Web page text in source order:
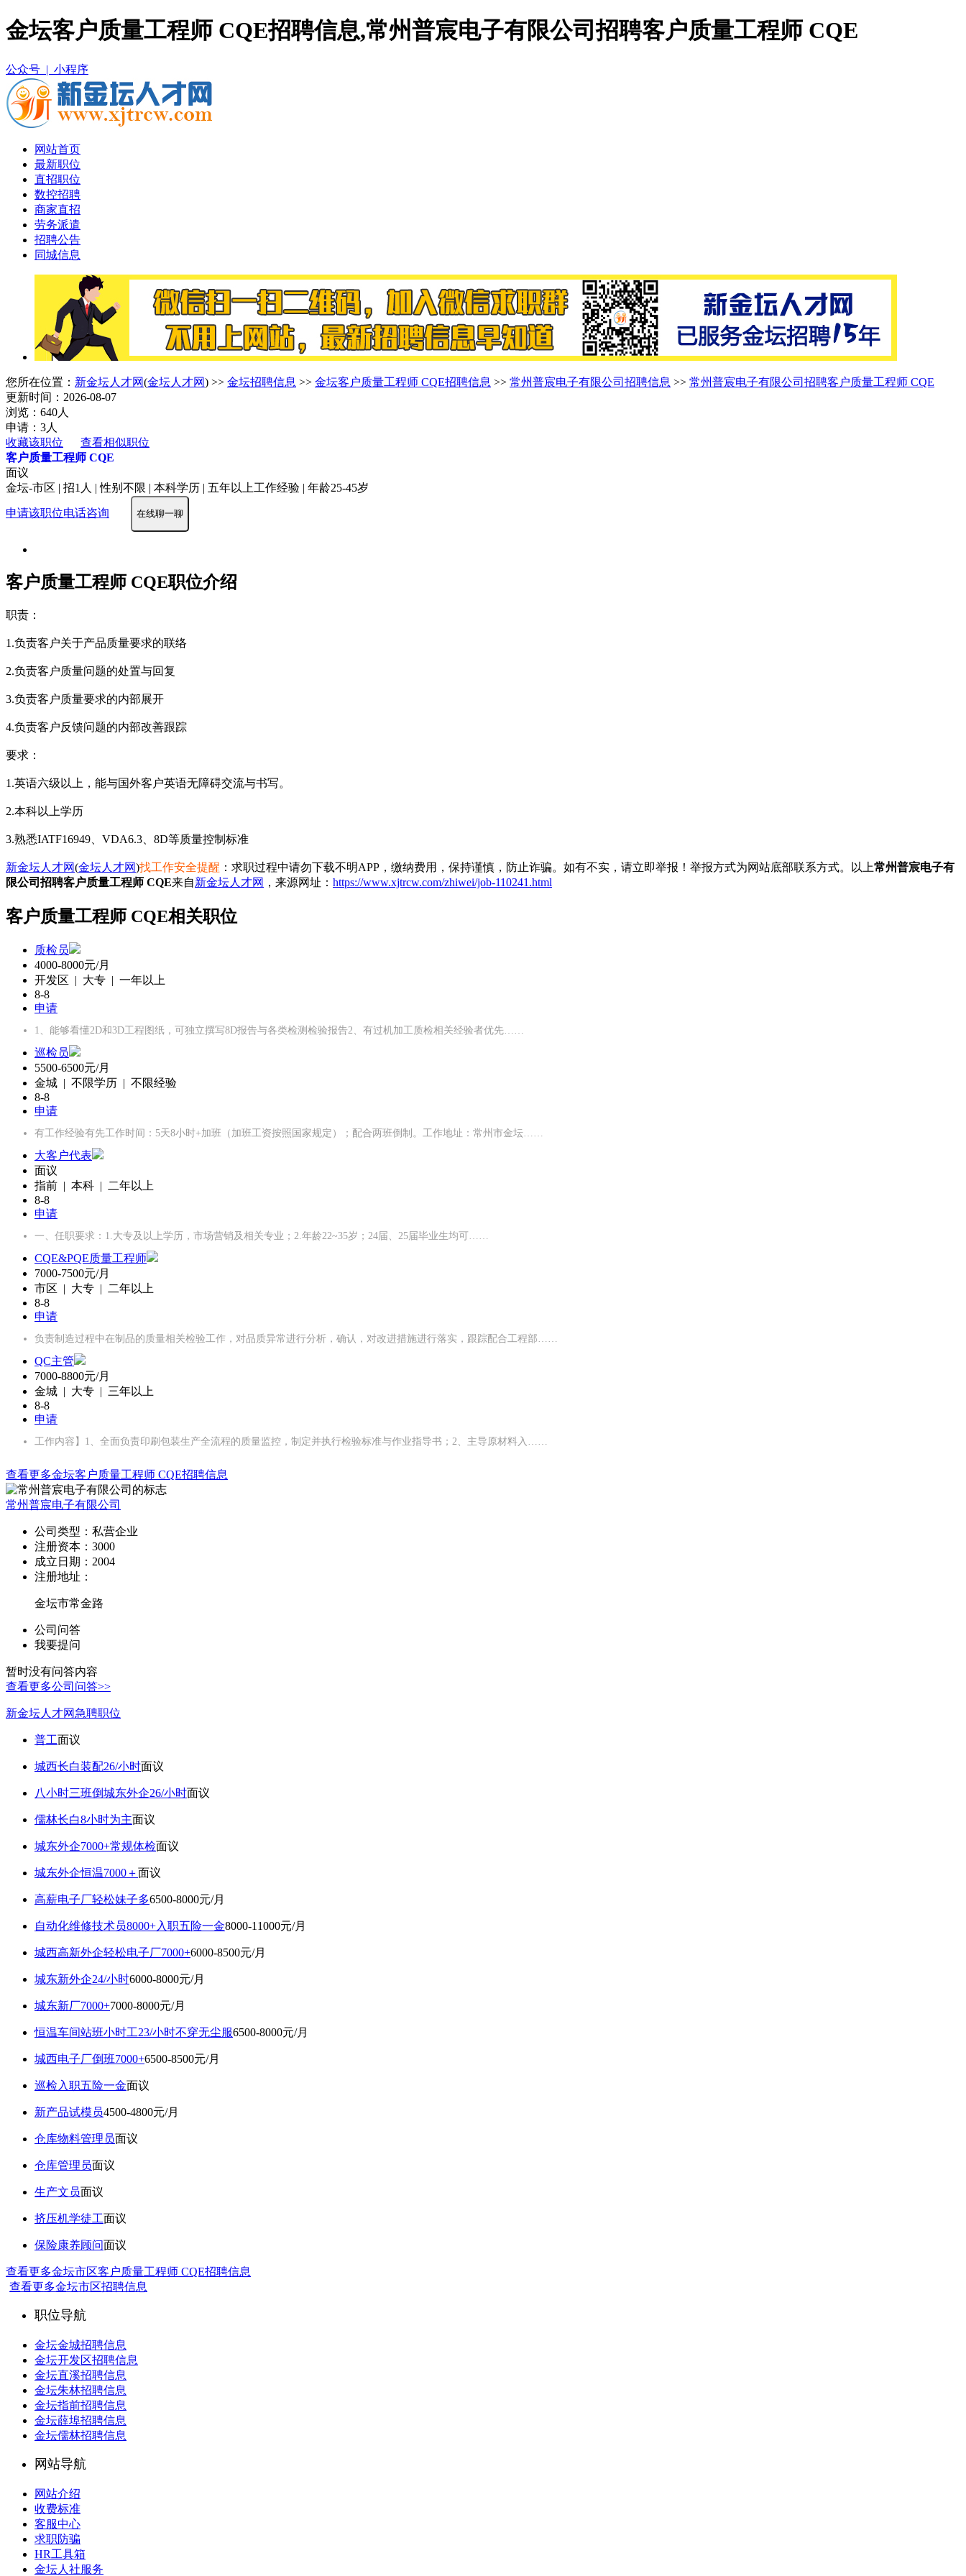
金坛客户质量工程师 CQE招聘信息,常州普宸电子有限公司招聘客户质量工程师 CQE
公众号 | 小程序
网站首页
最新职位
直招职位
数控招聘
商家直招
劳务派遣
招聘公告
同城信息
您所在位置： 新金坛人才网(金坛人才网) >> 金坛招聘信息 >> 金坛客户质量工程师 CQE招聘信息 >> 常州普宸电子有限公司招聘信息 >> 常州普宸电子有限公司招聘客户质量工程师 CQE
更新时间：2026-08-07
浏览：640人
申请：3人
收藏该职位
查看相似职位
客户质量工程师 CQE
面议
金坛-市区 | 招1人 | 性别不限 | 本科学历 | 五年以上工作经验 | 年龄25-45岁
申请该职位电话咨询 在线聊一聊
客户质量工程师 CQE职位介绍
职责：
1.负责客户关于产品质量要求的联络
2.负责客户质量问题的处置与回复
3.负责客户质量要求的内部展开
4.负责客户反馈问题的内部改善跟踪
要求：
1.英语六级以上，能与国外客户英语无障碍交流与书写。
2.本科以上学历
3.熟悉IATF16949、VDA6.3、8D等质量控制标准
新金坛人才网(金坛人才网)找工作安全提醒 ：求职过程中请勿下载不明APP，缴纳费用，保持谨慎，防止诈骗。如有不实，请立即举报！举报方式为网站底部联系方式。以上常州普宸电子有
限公司招聘客户质量工程师 CQE来自新金坛人才网 ，来源网址： https://www.xjtrcw.com/zhiwei/job-110241.html
客户质量工程师 CQE相关职位
质检员
4000-8000元/月
开发区 | 大专 | 一年以上
8-8
申请
1、能够看懂2D和3D工程图纸，可独立撰写8D报告与各类检测检验报告2、有过机加工质检相关经验者优先……
巡检员
5500-6500元/月
金城 | 不限学历 | 不限经验
8-8
申请
有工作经验有先工作时间：5天8小时+加班（加班工资按照国家规定）；配合两班倒制。工作地址：常州市金坛……
大客户代表
面议
指前 | 本科 | 二年以上
8-8
申请
一、任职要求：1.大专及以上学历，市场营销及相关专业；2.年龄22~35岁；24届、25届毕业生均可……
CQE&PQE质量工程师
7000-7500元/月
市区 | 大专 | 二年以上
8-8
申请
负责制造过程中在制品的质量相关检验工作，对品质异常进行分析，确认，对改进措施进行落实，跟踪配合工程部……
QC主管
7000-8800元/月
金城 | 大专 | 三年以上
8-8
申请
工作内容】1、全面负责印刷包装生产全流程的质量监控，制定并执行检验标准与作业指导书；2、主导原材料入……
查看更多金坛客户质量工程师 CQE招聘信息
常州普宸电子有限公司
公司类型： 私营企业
注册资本： 3000
成立日期： 2004
注册地址：
金坛市常金路
公司问答
我要提问
暂时没有问答内容
查看更多公司问答>>
新金坛人才网急聘职位
普工面议
城西长白装配26/小时面议
八小时三班倒城东外企26/小时面议
儒林长白8小时为主面议
城东外企7000+常规体检面议
城东外企恒温7000＋面议
高薪电子厂轻松妹子多6500-8000元/月
自动化维修技术员8000+入职五险一金8000-11000元/月
城西高新外企轻松电子厂7000+6000-8500元/月
城东新外企24/小时6000-8000元/月
城东新厂7000+7000-8000元/月
恒温车间站班小时工23/小时不穿无尘服6500-8000元/月
城西电子厂倒班7000+6500-8500元/月
巡检入职五险一金面议
新产品试模员4500-4800元/月
仓库物料管理员面议
仓库管理员面议
生产文员面议
挤压机学徒工面议
保险康养顾问面议
查看更多金坛市区客户质量工程师 CQE招聘信息
查看更多金坛市区招聘信息
职位导航
金坛金城招聘信息
金坛开发区招聘信息
金坛直溪招聘信息
金坛朱林招聘信息
金坛指前招聘信息
金坛薛埠招聘信息
金坛儒林招聘信息
网站导航
网站介绍
收费标准
客服中心
求职防骗
HR工具箱
金坛人社服务